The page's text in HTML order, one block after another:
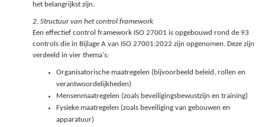
het belangrijkst zijn.
2. Structuur van het control framework
Een effectief control framework ISO 27001 is opgebouwd rond de 93
controls die in Bijlage A van ISO 27001:2022 zijn opgenomen. Deze zijn
verdeeld in vier thema's:
Organisatorische maatregelen (bijvoorbeeld beleid, rollen en
verantwoordelijkheden)
Mensenmaatregelen (zoals beveiligingsbewustzijn en training)
Fysieke maatregelen (zoals beveiliging van gebouwen en
apparatuur)